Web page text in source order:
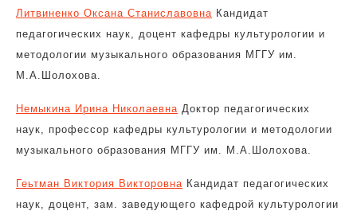
Литвиненко Оксана Станиславовна Кандидат
педагогических наук, доцент кафедры культурологии и
методологии музыкального образования МГГУ им.
М.А.Шолохова.
Немыкина Ирина Николаевна Доктор педагогических
наук, профессор кафедры культурологии и методологии
музыкального образования МГГУ им. М.А.Шолохова.
Геьтман Виктория Викторовна Кандидат педагогических
наук, доцент, зам. заведующего кафедрой культурологии